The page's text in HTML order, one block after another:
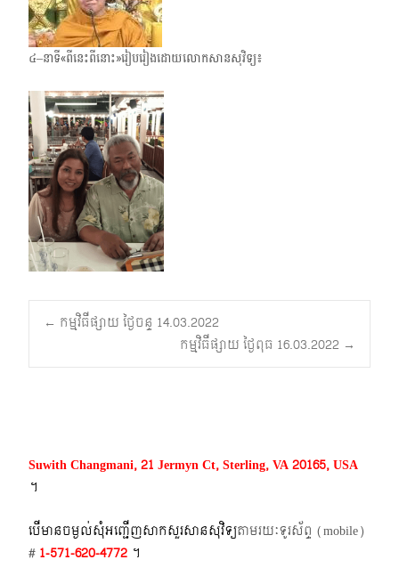
៤–នាទី«ពីនេះពីនោះ»រៀបរៀងដោយលោកសានសុវិទ្យ៖
Post
navigation
← កម្មវិធីផ្សាយ ថ្ងៃចន្ទ 14.03.2022
កម្មវិធីផ្សាយ ថ្ងៃពុធ 16.03.2022 →
Suwith Changmani, 21 Jermyn Ct, Sterling, VA 20165, USA
។​
បើមានចម្ងល់​សុំអញ្ជើញសាកសួរសានសុវិទ្យតាមរយៈទូរស័ព្ទ​ (mobile)​
# 1-571-620-4772​ ។